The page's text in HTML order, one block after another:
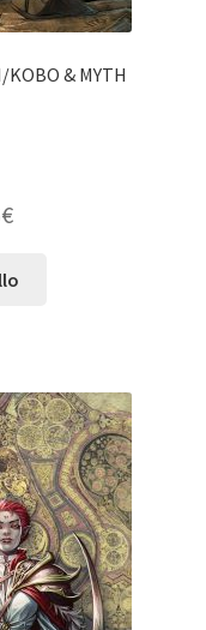
KOBO & MYTH
€